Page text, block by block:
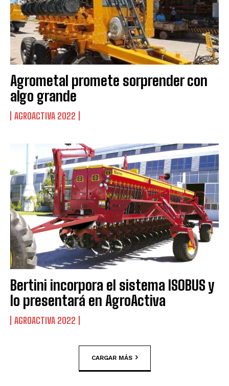
Agrometal promete sorprender con
algo grande
AGROACTIVA 2022
Bertini incorpora el sistema ISOBUS y
lo presentará en AgroActiva
AGROACTIVA 2022
CARGAR MÁS